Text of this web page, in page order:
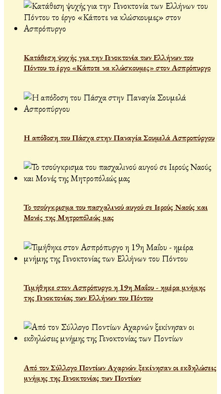
Κατάθεση ψυχής για την Γενοκτονία των Ελλήνων του
Πόντου το έργο «Κάποτε να κλώσκουμες» στον Ασπρόπυργο
Η απόδοση του Πάσχα στην Παναγία Σουμελά Ασπροπύργου
Το τσούγκρισμα του πασχαλινού αυγού σε Ιερούς Ναούς και
Μονές της Μητροπόλεώς μας
Τιμήθηκε στον Ασπρόπυργο η 19η Μαΐου - ημέρα μνήμης
της Γενοκτονίας των Ελλήνων του Πόντου
Από τον Σύλλογο Ποντίων Αχαρνών ξεκίνησαν οι εκδηλώσεις
μνήμης της Γενοκτονίας των Ποντίων